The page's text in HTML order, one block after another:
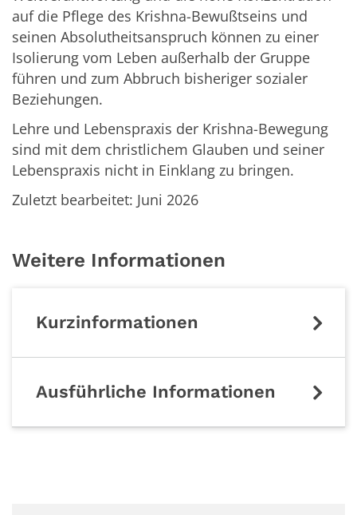
auf die Pflege des Krishna-Bewußtseins und
seinen Absolutheitsanspruch können zu einer
Isolierung vom Leben außerhalb der Gruppe
führen und zum Abbruch bisheriger sozialer
Beziehungen.
Lehre und Lebenspraxis der Krishna-Bewegung
sind mit dem christlichem Glauben und seiner
Lebenspraxis nicht in Einklang zu bringen.
Zuletzt bearbeitet: Juni 2026
Weitere Informationen
Kurzinformationen
Ausführliche Informationen